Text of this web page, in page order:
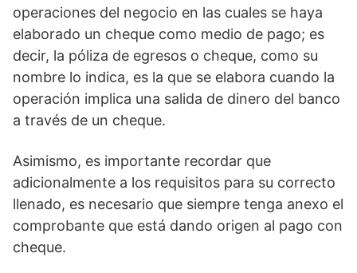
operaciones del negocio en las cuales se haya
elaborado un cheque como medio de pago; es
decir, la póliza de egresos o cheque, como su
nombre lo indica, es la que se elabora cuando la
operación implica una salida de dinero del banco
a través de un cheque.
Asimismo, es importante recordar que
adicionalmente a los requisitos para su correcto
llenado, es necesario que siempre tenga anexo el
comprobante que está dando origen al pago con
cheque.